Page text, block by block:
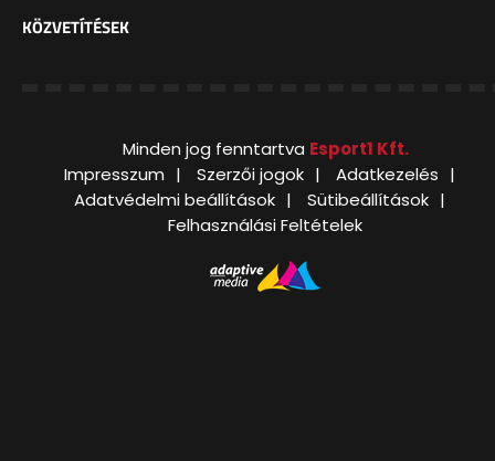
KÖZVETÍTÉSEK
Minden jog fenntartva Esport1 Kft.
Impresszum
Szerzői jogok
Adatkezelés
Adatvédelmi beállítások
Sütibeállítások
Felhasználási Feltételek